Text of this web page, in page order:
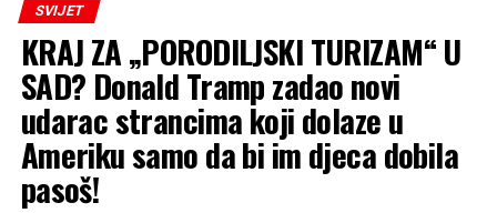
SVIJET
KRAJ ZA „PORODILJSKI TURIZAM“ U
SAD? Donald Tramp zadao novi
udarac strancima koji dolaze u
Ameriku samo da bi im djeca dobila
pasoš!